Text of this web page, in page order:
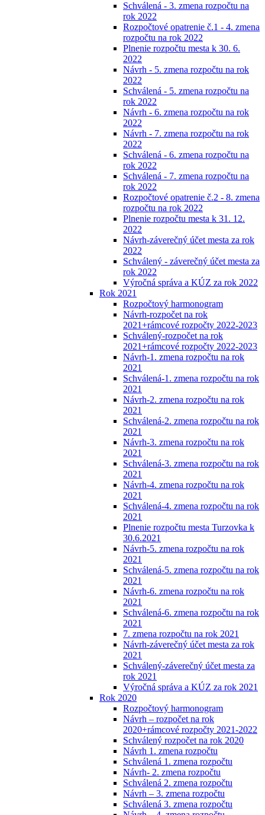
Schválená - 3. zmena rozpočtu na
rok 2022
Rozpočtové opatrenie č.1 - 4. zmena
rozpočtu na rok 2022
Plnenie rozpočtu mesta k 30. 6.
2022
Návrh - 5. zmena rozpočtu na rok
2022
Schválená - 5. zmena rozpočtu na
rok 2022
Návrh - 6. zmena rozpočtu na rok
2022
Návrh - 7. zmena rozpočtu na rok
2022
Schválená - 6. zmena rozpočtu na
rok 2022
Schválená - 7. zmena rozpočtu na
rok 2022
Rozpočtové opatrenie č.2 - 8. zmena
rozpočtu na rok 2022
Plnenie rozpočtu mesta k 31. 12.
2022
Návrh-záverečný účet mesta za rok
2022
Schválený - záverečný účet mesta za
rok 2022
Výročná správa a KÚZ za rok 2022
Rok 2021
Rozpočtový harmonogram
Návrh-rozpočet na rok
2021+rámcové rozpočty 2022-2023
Schválený-rozpočet na rok
2021+rámcové rozpočty 2022-2023
Návrh-1. zmena rozpočtu na rok
2021
Schválená-1. zmena rozpočtu na rok
2021
Návrh-2. zmena rozpočtu na rok
2021
Schválená-2. zmena rozpočtu na rok
2021
Návrh-3. zmena rozpočtu na rok
2021
Schválená-3. zmena rozpočtu na rok
2021
Návrh-4. zmena rozpočtu na rok
2021
Schválená-4. zmena rozpočtu na rok
2021
Plnenie rozpočtu mesta Turzovka k
30.6.2021
Návrh-5. zmena rozpočtu na rok
2021
Schválená-5. zmena rozpočtu na rok
2021
Návrh-6. zmena rozpočtu na rok
2021
Schválená-6. zmena rozpočtu na rok
2021
7. zmena rozpočtu na rok 2021
Návrh-záverečný účet mesta za rok
2021
Schválený-záverečný účet mesta za
rok 2021
Výročná správa a KÚZ za rok 2021
Rok 2020
Rozpočtový harmonogram
Návrh – rozpočet na rok
2020+rámcové rozpočty 2021-2022
Schválený rozpočet na rok 2020
Návrh 1. zmena rozpočtu
Schválená 1. zmena rozpočtu
Návrh- 2. zmena rozpočtu
Schválená 2. zmena rozpočtu
Návrh – 3. zmena rozpočtu
Schválená 3. zmena rozpočtu